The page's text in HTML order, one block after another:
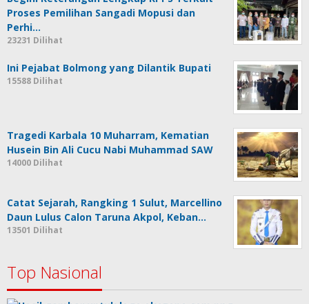
Proses Pemilihan Sangadi Mopusi dan
Perhi…
23231 Dilihat
Ini Pejabat Bolmong yang Dilantik Bupati
15588 Dilihat
Tragedi Karbala 10 Muharram, Kematian
Husein Bin Ali Cucu Nabi Muhammad SAW
14000 Dilihat
Catat Sejarah, Rangking 1 Sulut, Marcellino
Daun Lulus Calon Taruna Akpol, Keban…
13501 Dilihat
Top Nasional